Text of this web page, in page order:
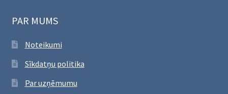
PAR MUMS
Noteikumi
Sīkdatņu politika
Par uzņēmumu